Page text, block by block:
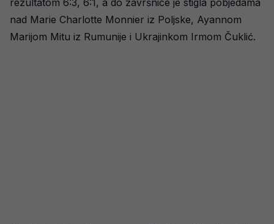
rezultatom 6:3, 6:1, a do završnice je stigla pobjedama
nad Marie Charlotte Monnier iz Poljske, Ayannom
Marijom Mitu iz Rumunije i Ukrajinkom Irmom Čuklić.